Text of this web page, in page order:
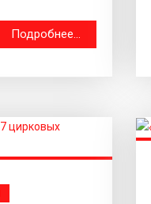
Подробнее...